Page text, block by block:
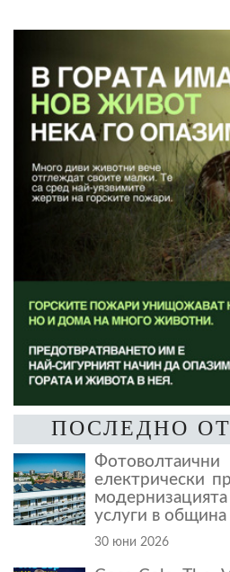
ПОСЛЕДНО
електрически
услуги в
30 юни 2026